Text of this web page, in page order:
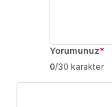
Yorumunuz*
0/30 karakter